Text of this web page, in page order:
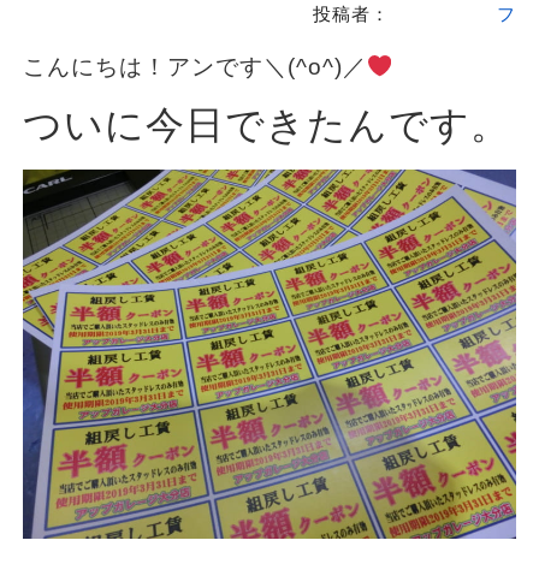
投稿者：
フ
こんにちは！アンです＼(^o^)／
ついに今日できたんです。